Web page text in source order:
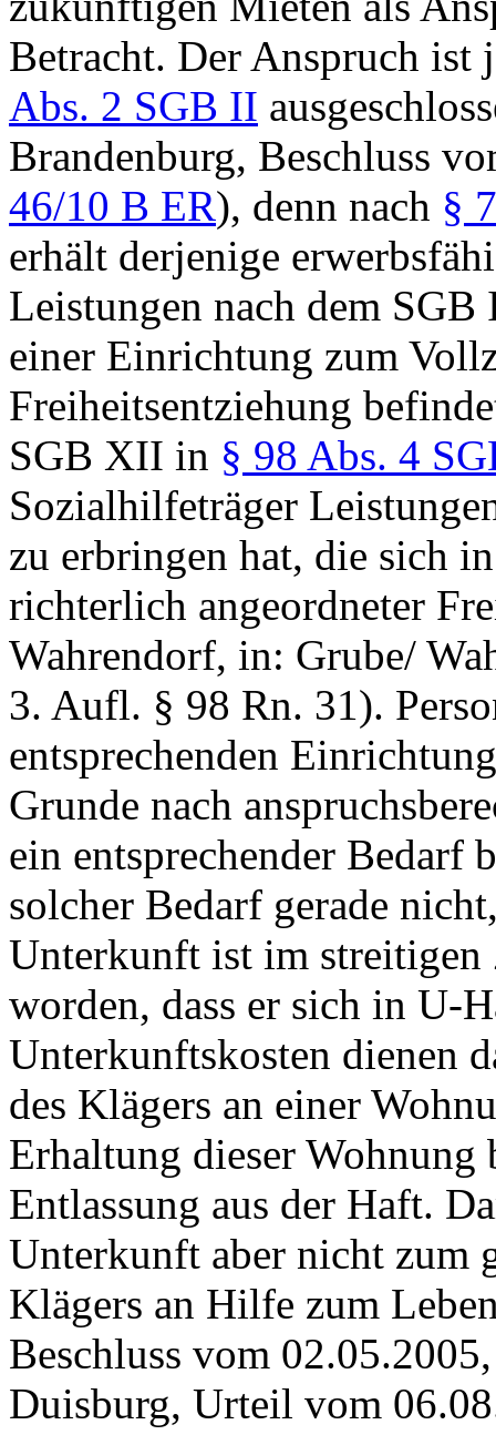
Betracht. Der Anspruch ist
Abs. 2 SGB II
Brandenburg, Beschluss
46/10 B ER), denn nach §
erhält derjenige
Leistungen nach dem
einer Einrichtung zum
Freiheitsentziehung
SGB XII in § 98 Abs. 4
Sozialhilfeträger
zu erbringen hat, die sich
richterlich angeordneter
Wahrendorf, in: Grube/
3. Aufl. § 98 Rn. 31).
entsprechenden
Grunde nach
ein entsprechender Bedarf
solcher Bedarf gerade
Unterkunft ist im streitigen
worden, dass er sich in U-
Unterkunftskosten dienen
des Klägers an einer
Erhaltung dieser
Entlassung aus der Haft.
Unterkunft aber nicht zum
Klägers an Hilfe zum
Beschluss vom
Duisburg, Urteil vom